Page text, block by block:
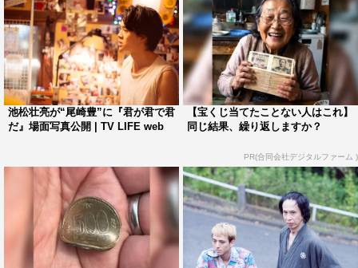
ぼくは伝えることができないどころか、伝わらないように
見つめ続けることしかできません。太陽だけを見つめ続け
るひまわりのように。
逃げたくなるような現実と掃いて捨てるような虚構の果て
に、オリジナルで描きたいと思ったのは、愛についてでし
た。
長年温め続けたため、これを作りたいと信じたあの頃の切
実さと今の切実さははるかに遠のいていて、あまりにも純
粋で、痛々しくて、クソだ。
これからは、たくさん共感できて既視感のある作品を作り
たいなと思います！
池松壮亮が“尾崎豊”に『君が君で君
だ』場面写真公開 | TV LIFE web
【宝くじ当てたことない人はこれ】
同じ結果、繰り返しますか？
PR(合同会社デジタルファーム )